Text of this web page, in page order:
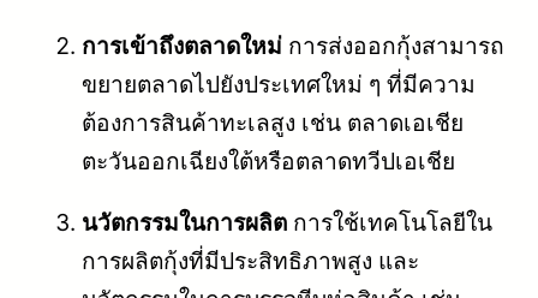
การเข้าถึงตลาดใหม่ การส่งออกกุ้งสามารถ
ขยายตลาดไปยังประเทศใหม่ ๆ ที่มีความ
ต้องการสินค้าทะเลสูง เช่น ตลาดเอเชีย
ตะวันออกเฉียงใต้หรือตลาดทวีปเอเชีย
นวัตกรรมในการผลิต การใช้เทคโนโลยีใน
การผลิตกุ้งที่มีประสิทธิภาพสูง และ